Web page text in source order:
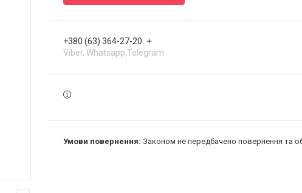
+380 (63) 364-27-20
Viber, Whatsapp,Telegram
Законом не передбачено повернення та